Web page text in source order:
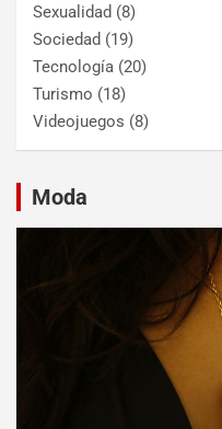
Sexualidad (8)
Sociedad (19)
Tecnología (20)
Turismo (18)
Videojuegos (8)
Moda